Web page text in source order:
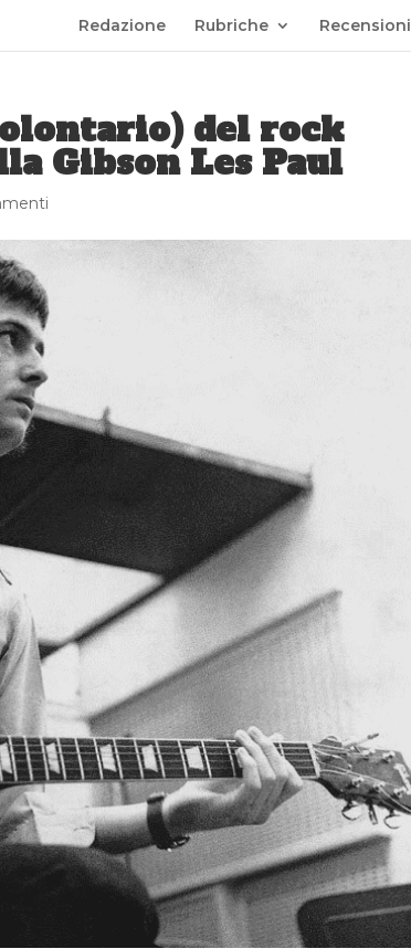
Redazione Rubriche Recensioni
del rock
Gibson Les Paul